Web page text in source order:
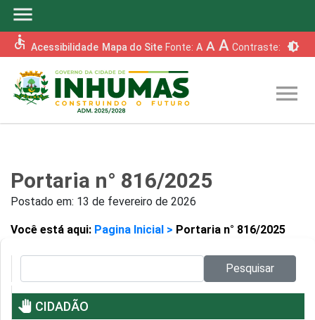
menu
accessible Acessibilidade Mapa do Site Fonte: A A A Contraste: brightness_6
menu
Portaria n° 816/2025
Postado em: 13 de fevereiro de 2026
Você está aqui: Pagina Inicial > Portaria n° 816/2025
Pesquisar
pan_tool CIDADÃO